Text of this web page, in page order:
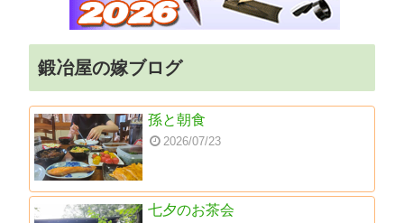
鍛冶屋の嫁ブログ
孫と朝食
2026/07/23
七夕のお茶会